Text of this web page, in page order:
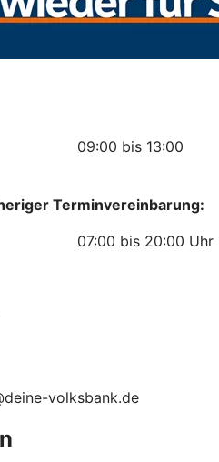
09:00 bis 13:00
Terminvereinbarung:
07:00 bis 20:00 Uhr
volksbank.de